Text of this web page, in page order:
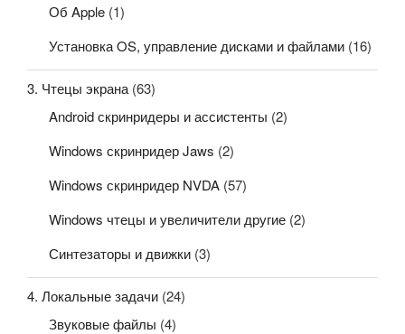
Об Apple (1)
Установка OS, управление дисками и файлами (16)
3. Чтецы экрана (63)
Android скринридеры и ассистенты (2)
Windows скринридер Jaws (2)
Windows скринридер NVDA (57)
Windows чтецы и увеличители другие (2)
Синтезаторы и движки (3)
4. Локальные задачи (24)
Звуковые файлы (4)